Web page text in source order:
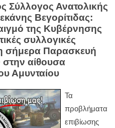
Σύλλογος Ανατολικής
Βεγορίτιδας:
της Κυβέρνησης
συλλογικές
σήμερα Παρασκευή
στην αίθουσα
Αμυνταίου
Τα
προβλήματα
επιβίωσης